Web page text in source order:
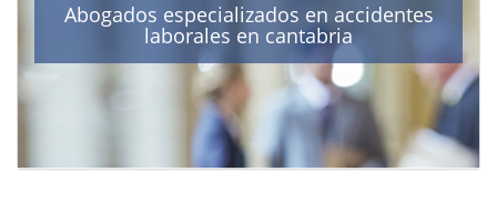
Abogados especializados en accidentes
laborales en cantabria